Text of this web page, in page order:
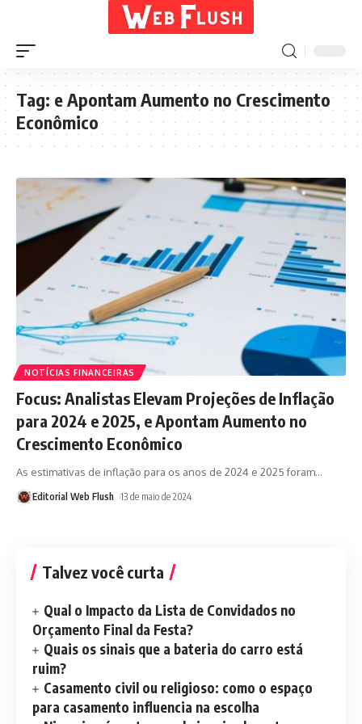
Tag:e Apontam Aumento no Crescimento
Econômico
NOTÍCIAS FINANCEIRAS
Focus: Analistas Elevam Projeções de Inflação
para 2024 e 2025, e Apontam Aumento no
Crescimento Econômico
As estimativas de inflação para os anos de 2024 e 2025 foram…
Editorial Web Flush 13 de maio de 2024
Talvez você curta
Qual o Impacto da Lista de Convidados no
Orçamento Final da Festa?
Quais os sinais que a bateria do carro está
ruim?
Casamento civil ou religioso: como o espaço
para casamento influencia na escolha